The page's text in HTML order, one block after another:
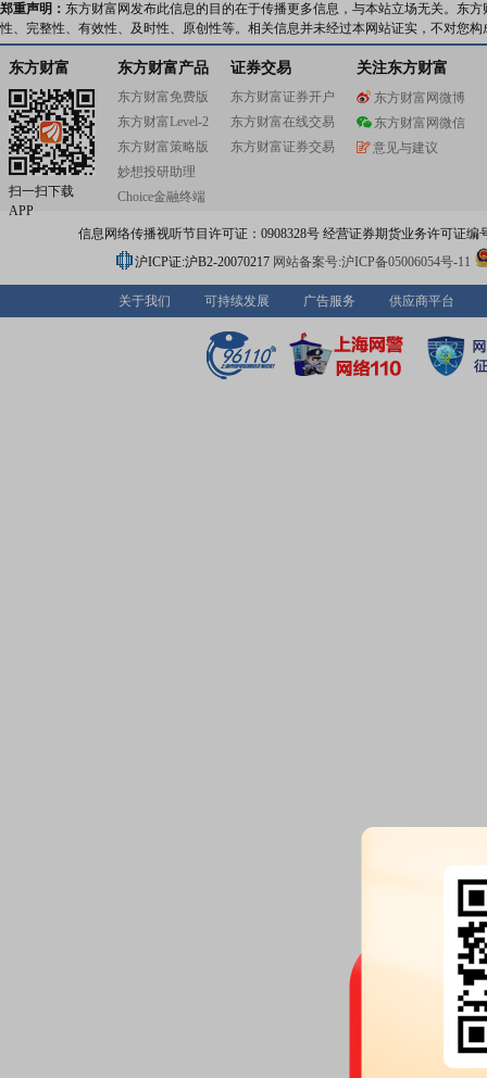
郑重声明： 东方财富网发布此信息的目的在于传播更多信息，与本站立场无关。东
性、完整性、有效性、及时性、原创性等。相关信息并未经过本网站证实，不对您
东方财富
扫一扫下载
APP
东方财富产品
东方财富免费版
东方财富Level-2
东方财富策略版
妙想投研助理
Choice金融终端
证券交易
东方财富证券开户
东方财富在线交易
东方财富证券交易
关注东方财富
东方财富网微博
东方财富网微信
意见与建议
信息网络传播视听节目许可证：0908328号 经营证券期货业务许可证编
沪ICP证:沪B2-20070217 网站备案号:沪ICP备05006054号-11
关于我们 可持续发展 广告服务 供应商平台